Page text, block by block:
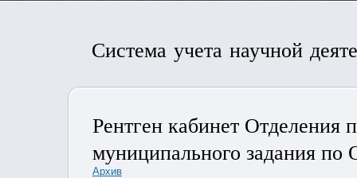
Система учета научной
Рентген кабинет Отделения
муниципального задания
Архив